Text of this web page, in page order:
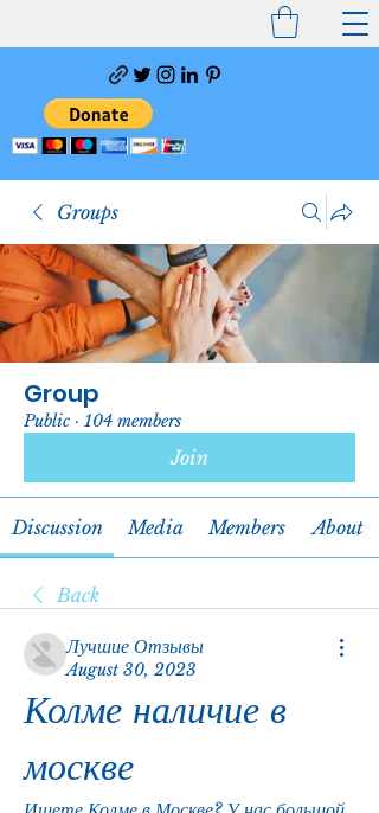
Groups
Group
Public · 104 members
Join
Discussion Media Members About
Back
Лучшие Отзывы
August 30, 2023
Колме наличие в
москве